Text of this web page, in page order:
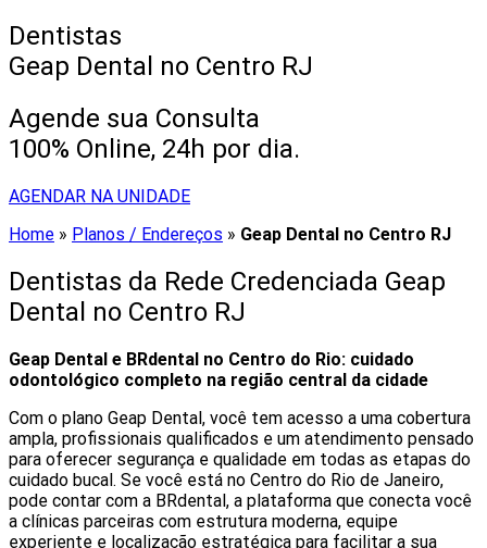
Dentistas
Geap Dental no Centro RJ
Agende sua Consulta
100% Online, 24h por dia.
AGENDAR NA UNIDADE
Home » Planos / Endereços » Geap Dental no Centro RJ
Dentistas da Rede Credenciada Geap
Dental no Centro RJ
Geap Dental e BRdental no Centro do Rio: cuidado
odontológico completo na região central da cidade
Com o plano Geap Dental, você tem acesso a uma cobertura
ampla, profissionais qualificados e um atendimento pensado
para oferecer segurança e qualidade em todas as etapas do
cuidado bucal. Se você está no Centro do Rio de Janeiro,
pode contar com a BRdental, a plataforma que conecta você
a clínicas parceiras com estrutura moderna, equipe
experiente e localização estratégica para facilitar a sua